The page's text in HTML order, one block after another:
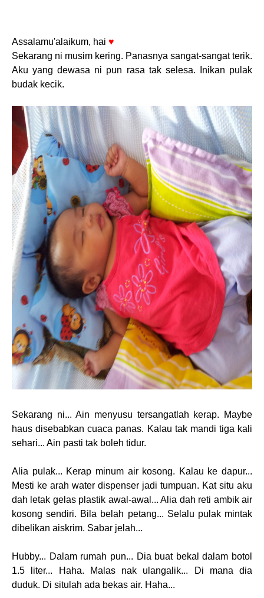
Assalamu'alaikum, hai ♥
Sekarang ni musim kering. Panasnya sangat-sangat terik.
Aku yang dewasa ni pun rasa tak selesa. Inikan pulak
budak kecik.
Sekarang ni... Ain menyusu tersangatlah kerap. Maybe
haus disebabkan cuaca panas. Kalau tak mandi tiga kali
sehari... Ain pasti tak boleh tidur.
Alia pulak... Kerap minum air kosong. Kalau ke dapur...
Mesti ke arah water dispenser jadi tumpuan. Kat situ aku
dah letak gelas plastik awal-awal... Alia dah reti ambik air
kosong sendiri. Bila belah petang... Selalu pulak mintak
dibelikan aiskrim. Sabar jelah...
Hubby... Dalam rumah pun... Dia buat bekal dalam botol
1.5 liter... Haha. Malas nak ulangalik... Di mana dia
duduk. Di situlah ada bekas air. Haha...